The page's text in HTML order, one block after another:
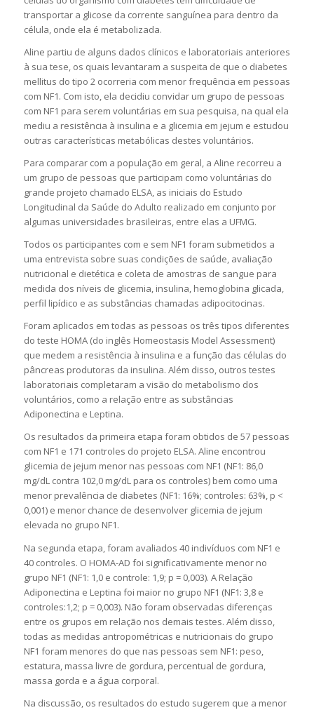
transportar a glicose da corrente sanguínea para dentro da
célula, onde ela é metabolizada.
Aline partiu de alguns dados clínicos e laboratoriais anteriores
à sua tese, os quais levantaram a suspeita de que o diabetes
mellitus do tipo 2 ocorreria com menor frequência em pessoas
com NF1. Com isto, ela decidiu convidar um grupo de pessoas
com NF1 para serem voluntárias em sua pesquisa, na qual ela
mediu a resistência à insulina e a glicemia em jejum e estudou
outras características metabólicas destes voluntários.
Para comparar com a população em geral, a Aline recorreu a
um grupo de pessoas que participam como voluntárias do
grande projeto chamado ELSA, as iniciais do Estudo
Longitudinal da Saúde do Adulto realizado em conjunto por
algumas universidades brasileiras, entre elas a UFMG.
Todos os participantes com e sem NF1 foram submetidos a
uma entrevista sobre suas condições de saúde, avaliação
nutricional e dietética e coleta de amostras de sangue para
medida dos níveis de glicemia, insulina, hemoglobina glicada,
perfil lipídico e as substâncias chamadas adipocitocinas.
Foram aplicados em todas as pessoas os três tipos diferentes
do teste HOMA (do inglês Homeostasis Model Assessment)
que medem a resistência à insulina e a função das células do
pâncreas produtoras da insulina. Além disso, outros testes
laboratoriais completaram a visão do metabolismo dos
voluntários, como a relação entre as substâncias
Adiponectina e Leptina.
Os resultados da primeira etapa foram obtidos de 57 pessoas
com NF1 e 171 controles do projeto ELSA. Aline encontrou
glicemia de jejum menor nas pessoas com NF1 (NF1: 86,0
mg/dL contra 102,0 mg/dL para os controles) bem como uma
menor prevalência de diabetes (NF1: 16%; controles: 63%, p <
0,001) e menor chance de desenvolver glicemia de jejum
elevada no grupo NF1.
Na segunda etapa, foram avaliados 40 indivíduos com NF1 e
40 controles. O HOMA-AD foi significativamente menor no
grupo NF1 (NF1: 1,0 e controle: 1,9; p = 0,003). A Relação
Adiponectina e Leptina foi maior no grupo NF1 (NF1: 3,8 e
controles:1,2; p = 0,003). Não foram observadas diferenças
entre os grupos em relação nos demais testes. Além disso,
todas as medidas antropométricas e nutricionais do grupo
NF1 foram menores do que nas pessoas sem NF1: peso,
estatura, massa livre de gordura, percentual de gordura,
massa gorda e a água corporal.
Na discussão, os resultados do estudo sugerem que a menor